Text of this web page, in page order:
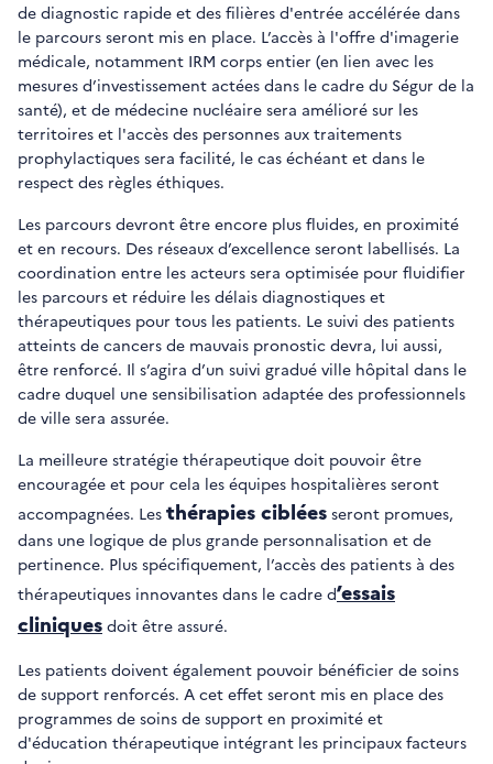
de diagnostic rapide et des filières d'entrée accélérée dans
le parcours seront mis en place. L’accès à l'offre d'imagerie
médicale, notamment IRM corps entier (en lien avec les
mesures d’investissement actées dans le cadre du Ségur de la
santé), et de médecine nucléaire sera amélioré sur les
territoires et l'accès des personnes aux traitements
prophylactiques sera facilité, le cas échéant et dans le
respect des règles éthiques.
Les parcours devront être encore plus fluides, en proximité
et en recours. Des réseaux d’excellence seront labellisés. La
coordination entre les acteurs sera optimisée pour fluidifier
les parcours et réduire les délais diagnostiques et
thérapeutiques pour tous les patients. Le suivi des patients
atteints de cancers de mauvais pronostic devra, lui aussi,
être renforcé. Il s’agira d’un suivi gradué ville hôpital dans le
cadre duquel une sensibilisation adaptée des professionnels
de ville sera assurée.
La meilleure stratégie thérapeutique doit pouvoir être
encouragée et pour cela les équipes hospitalières seront
accompagnées. Les thérapies ciblées seront promues,
dans une logique de plus grande personnalisation et de
pertinence. Plus spécifiquement, l’accès des patients à des
thérapeutiques innovantes dans le cadre d’essais
cliniques doit être assuré.
Les patients doivent également pouvoir bénéficier de soins
de support renforcés. A cet effet seront mis en place des
programmes de soins de support en proximité et
d'éducation thérapeutique intégrant les principaux facteurs